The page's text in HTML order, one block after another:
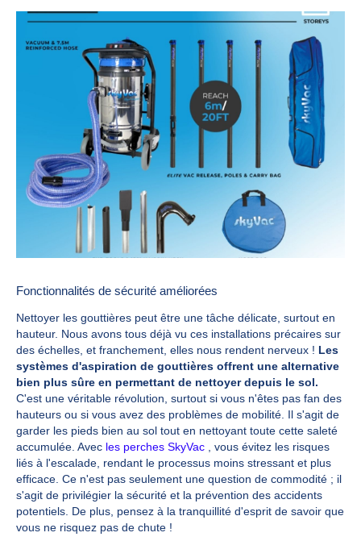
Fonctionnalités de sécurité améliorées
Nettoyer les gouttières peut être une tâche délicate, surtout en
hauteur. Nous avons tous déjà vu ces installations précaires sur
des échelles, et franchement, elles nous rendent nerveux ! Les
systèmes d'aspiration de gouttières offrent une alternative
bien plus sûre en permettant de nettoyer depuis le sol.
C'est une véritable révolution, surtout si vous n'êtes pas fan des
hauteurs ou si vous avez des problèmes de mobilité. Il s'agit de
garder les pieds bien au sol tout en nettoyant toute cette saleté
accumulée. Avec les perches SkyVac , vous évitez les risques
liés à l'escalade, rendant le processus moins stressant et plus
efficace. Ce n'est pas seulement une question de commodité ; il
s'agit de privilégier la sécurité et la prévention des accidents
potentiels. De plus, pensez à la tranquillité d'esprit de savoir que
vous ne risquez pas de chute !